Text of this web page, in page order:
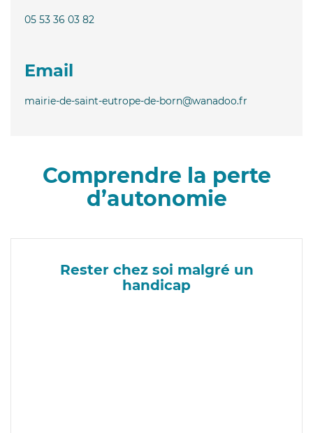
05 53 36 03 82
Email
mairie-de-saint-eutrope-de-born@wanadoo.fr
Comprendre la perte
d’autonomie
Rester chez soi malgré un
handicap